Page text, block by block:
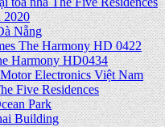
2020
Nẵng
The Harmony HD 0422
Harmony HD0434
Electronics Việt Nam
Five Residences
Park
Building